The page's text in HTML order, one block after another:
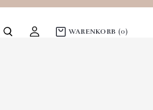
WARENKORB (0)